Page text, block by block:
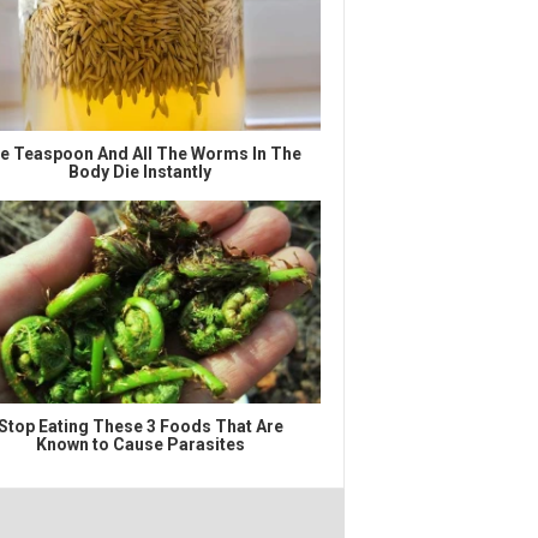
Teaspoon And All The Worms In The
Body Die Instantly
Eating These 3 Foods That Are
Known to Cause Parasites